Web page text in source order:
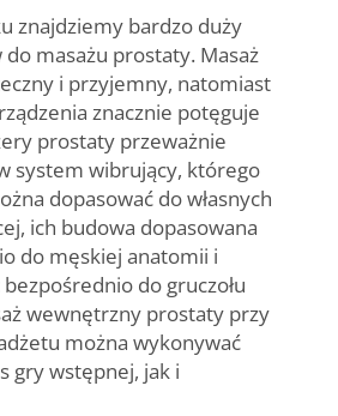
znajdziemy bardzo duży
masażu prostaty. Masaż
i przyjemny, natomiast
znacznie potęguje
prostaty przeważnie
system wibrujący, którego
dopasować do własnych
ich budowa dopasowana
do męskiej anatomii i
do gruczołu
wewnętrzny prostaty przy
można wykonywać
gry wstępnej, jak i